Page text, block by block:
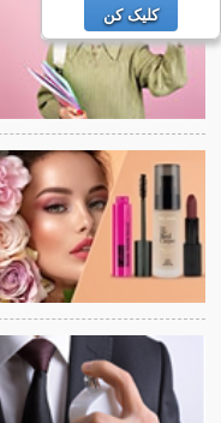
کلیک کن